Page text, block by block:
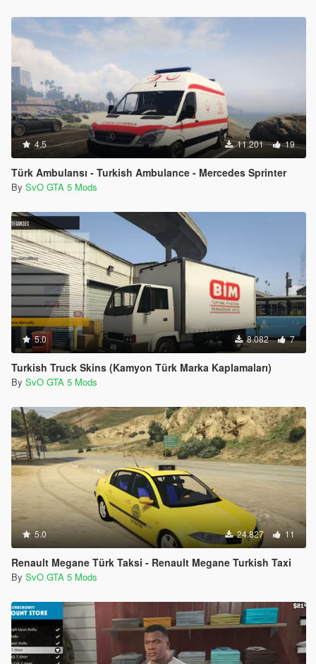
4.5 11.201 19
Türk Ambulansı - Turkish Ambulance - Mercedes Sprinter
By SvO GTA 5 Mods
5.0 8.082 7
Turkish Truck Skins (Kamyon Türk Marka Kaplamaları)
By SvO GTA 5 Mods
5.0 24.827 11
Renault Megane Türk Taksi - Renault Megane Turkish Taxi
By SvO GTA 5 Mods